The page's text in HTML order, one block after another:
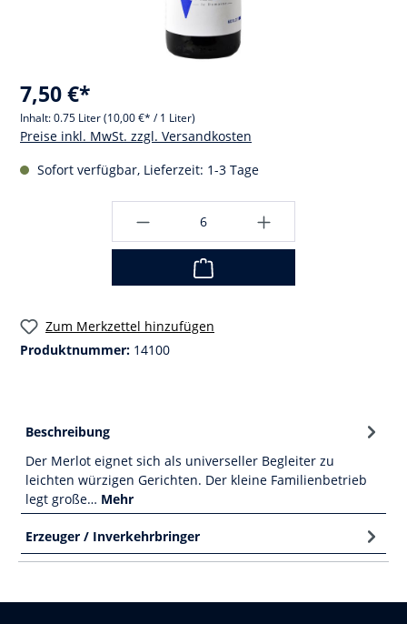
7,50 €*
Inhalt:0.75 Liter(10,00 €* / 1 Liter)
Preise inkl. MwSt. zzgl. Versandkosten
Sofort verfügbar, Lieferzeit: 1-3 Tage
Zum Merkzettel hinzufügen
Produktnummer: 14100
Beschreibung
Der Merlot eignet sich als universeller Begleiter zu
leichten würzigen Gerichten. Der kleine Familienbetrieb
legt große… Mehr
Erzeuger / Inverkehrbringer